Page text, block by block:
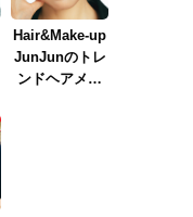
Hair&Make-up
JunJunのトレ
ンドヘアメイ